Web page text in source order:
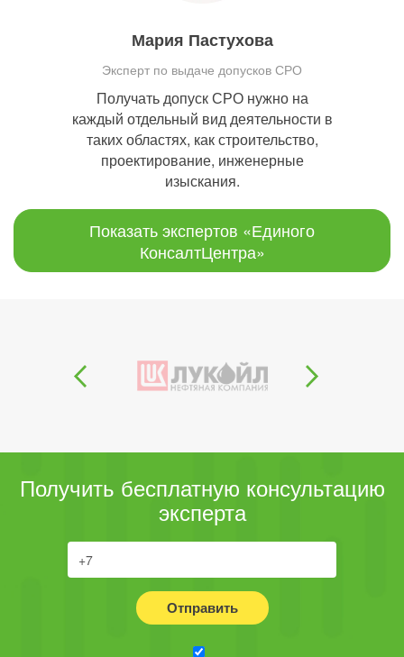
Мария Пастухова
Эксперт по выдаче допусков СРО
Получать допуск СРО нужно на
каждый отдельный вид деятельности в
таких областях, как строительство,
проектирование, инженерные
изыскания.
Показать экспертов «Единого
КонсалтЦентра»
Получить бесплатную консультацию
эксперта
Отправить